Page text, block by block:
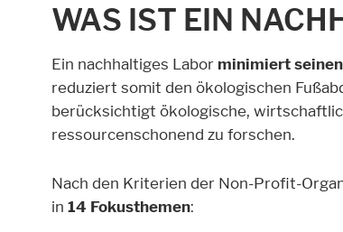
WAS IST EIN
Ein nachhaltiges Labor minimiert
reduziert somit den ökologischen
berücksichtigt ökologische,
ressourcenschonend zu forschen.
Nach den Kriterien der Non-Profit-
in 14 Fokusthemen: